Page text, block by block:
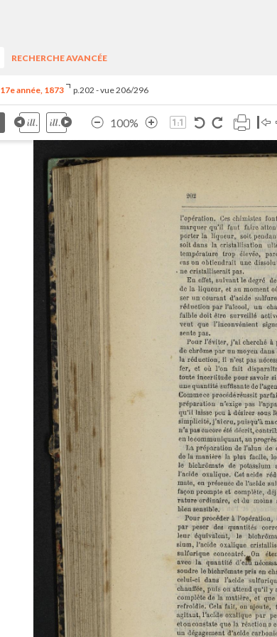
RECHERCHE AVANCÉE
17e année, 1873 p.202 - vue 206/296
100%